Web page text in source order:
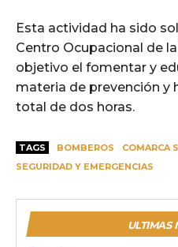
Esta actividad ha sido
Centro Ocupacional de
objetivo el fomentar y
materia de prevención y
total de dos horas.
TAGS BOMBEROS COMARCA
SEGURIDAD Y EMERGENCIAS
ULTIMAS